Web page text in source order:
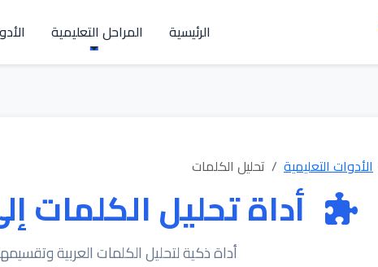
الرئيسية المراحل التعليمية
الأدوات التعليمية تحليل الكلمات
أداة تحليل الكلمات
أداة ذكية لتحليل الكلمات العربية